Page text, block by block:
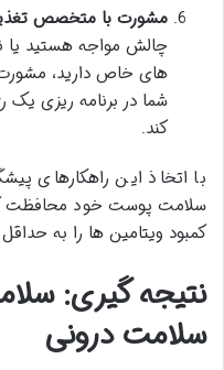
مشورت با متخصص
چالش مواجه هستید یا
های خاص دارید،
شما در برنامه ریزی
کند.
با اتخاذ این راهکارهای
سلامت پوست خود محافظت
کمبود ویتامین ها را به حداقل
نتیجه گیری:
سلامت درونی